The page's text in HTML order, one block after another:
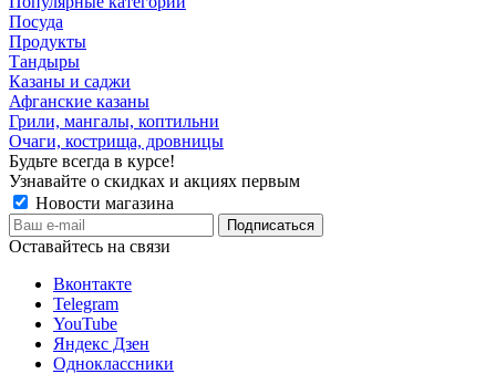
Посуда
Продукты
Тандыры
Казаны и саджи
Афганские казаны
Грили, мангалы, коптильни
Очаги, кострища, дровницы
Будьте всегда в курсе!
Узнавайте о скидках и акциях первым
Новости магазина
Оставайтесь на связи
Вконтакте
Telegram
YouTube
Яндекс Дзен
Одноклассники